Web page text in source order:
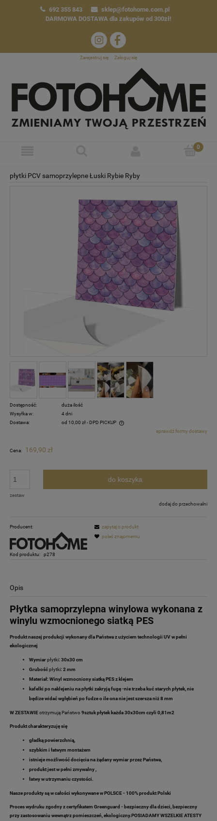
692 355 843
sklep@fotohome.com.pl
DARMOWA DOSTAWA dla zakupów od 300zł!
Zarejestruj się Zaloguj się
płytki PCV samoprzylepne Łuski Rybie Ryby
Dostępność:
duża ilość
Wysyłka w:
4 dni
Dostawa:
od 10,00 zł- DPD PICKUP
Cena nie zawiera ewentualnych kosztów płatnościsprawdź formy dostawy
Cena: 169,90 zł
zestaw
do koszyka
dodaj do przechowalni
Producent:
Kod produktu: p278
zapytaj o produkt
poleć znajomemu
Opis
Płytka samoprzylepna winylowa wykonana z
winylu wzmocnionego siatką PES
Produkt naszej produkcji wykonany dla Państwa z użyciem technologii UV w pełni
ekologicznej
Wymiarpłytki: 30x30 cm
Grubośćpłytki: 2 mm
Materiał: Winyl wzmocniony siatką PES z klejem
kafelki po naklejeniu na płytki zakryją fugę -nie trzeba kuć starych płytek, nie
będize widać wgłębień po fudze o ile ona nie jest szersza niż 8 mm
W ZESTAWIEotrzymują Państwo9sztuk płytek każda 30x30cm czyli 0,81m2
Produkt charakteryzuję się
gładką powierzchnią,
szybkim i łatwym montażem
istnieje możliwość docięcia na żądany wymiar przez Państwa,
produkt jest w pełni zmywalny ,
łatwy w utrzymaniu czystości.
Nasze produkty są w całości wykonywane w POLSCE - 100% produkt Polski
Proces wydruku zgodny z certyfikatem Greenguard - bezpieczny dla dzieci, bezpieczny
przy zastosowaniu wewnątrz pomieszczeń, ekologiczny.POSIADAMY WSZELKIE ATESTY